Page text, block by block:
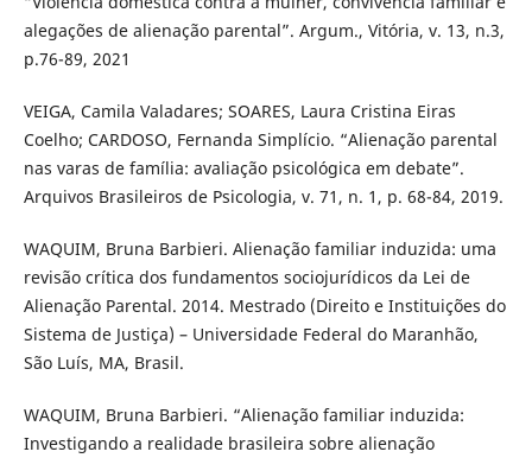
alegações de alienação parental”. Argum., Vitória, v. 13, n.3,
p.76-89, 2021
VEIGA, Camila Valadares; SOARES, Laura Cristina Eiras
Coelho; CARDOSO, Fernanda Simplício. “Alienação parental
nas varas de família: avaliação psicológica em debate”.
Arquivos Brasileiros de Psicologia, v. 71, n. 1, p. 68-84, 2019.
WAQUIM, Bruna Barbieri. Alienação familiar induzida: uma
revisão crítica dos fundamentos sociojurídicos da Lei de
Alienação Parental. 2014. Mestrado (Direito e Instituições do
Sistema de Justiça) – Universidade Federal do Maranhão,
São Luís, MA, Brasil.
WAQUIM, Bruna Barbieri. “Alienação familiar induzida:
Investigando a realidade brasileira sobre alienação